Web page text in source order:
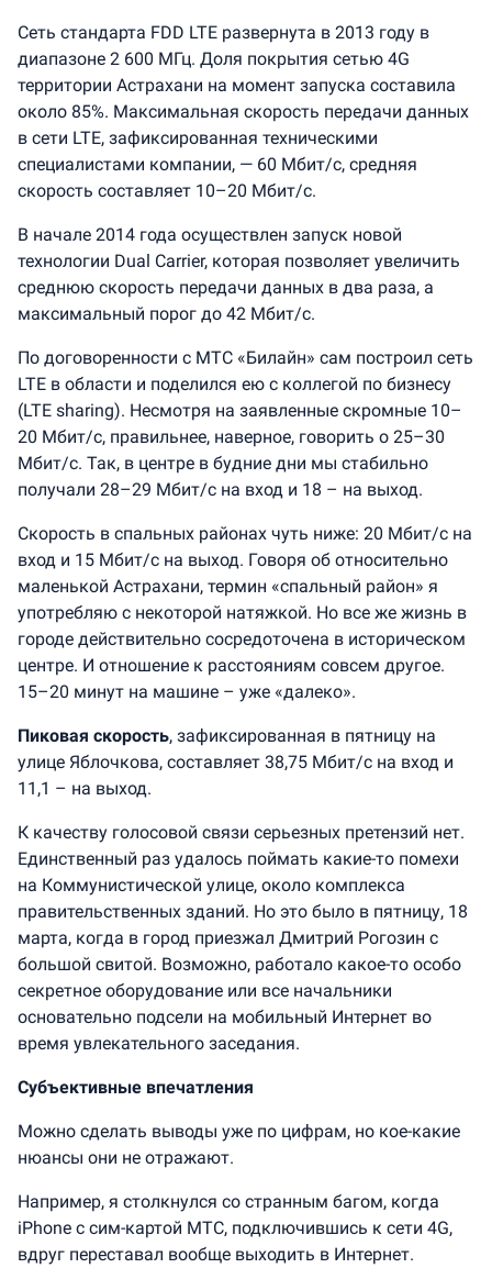
Сеть стандарта FDD LTE развернута в 2013 году в
диапазоне 2 600 МГц. Доля покрытия сетью 4G
территории Астрахани на момент запуска составила
около 85%. Максимальная скорость передачи данных
в сети LTE, зафиксированная техническими
специалистами компании, — 60 Мбит/с, средняя
скорость составляет 10–20 Мбит/с.
В начале 2014 года осуществлен запуск новой
технологии Dual Carrier, которая позволяет увеличить
среднюю скорость передачи данных в два раза, а
максимальный порог до 42 Мбит/с.
По договоренности с МТС «Билайн» сам построил сеть
LTE в области и поделился ею с коллегой по бизнесу
(LTE sharing). Несмотря на заявленные скромные 10–
20 Мбит/с, правильнее, наверное, говорить о 25–30
Мбит/с. Так, в центре в будние дни мы стабильно
получали 28–29 Мбит/с на вход и 18 – на выход.
Скорость в спальных районах чуть ниже: 20 Мбит/с на
вход и 15 Мбит/с на выход. Говоря об относительно
маленькой Астрахани, термин «спальный район» я
употребляю с некоторой натяжкой. Но все же жизнь в
городе действительно сосредоточена в историческом
центре. И отношение к расстояниям совсем другое.
15–20 минут на машине – уже «далеко».
Пиковая скорость, зафиксированная в пятницу на
улице Яблочкова, составляет 38,75 Мбит/с на вход и
11,1 – на выход.
К качеству голосовой связи серьезных претензий нет.
Единственный раз удалось поймать какие-то помехи
на Коммунистической улице, около комплекса
правительственных зданий. Но это было в пятницу, 18
марта, когда в город приезжал Дмитрий Рогозин с
большой свитой. Возможно, работало какое-то особо
секретное оборудование или все начальники
основательно подсели на мобильный Интернет во
время увлекательного заседания.
Субъективные впечатления
Можно сделать выводы уже по цифрам, но кое-какие
нюансы они не отражают.
Например, я столкнулся со странным багом, когда
iPhone с сим-картой МТС, подключившись к сети 4G,
вдруг переставал вообще выходить в Интернет.